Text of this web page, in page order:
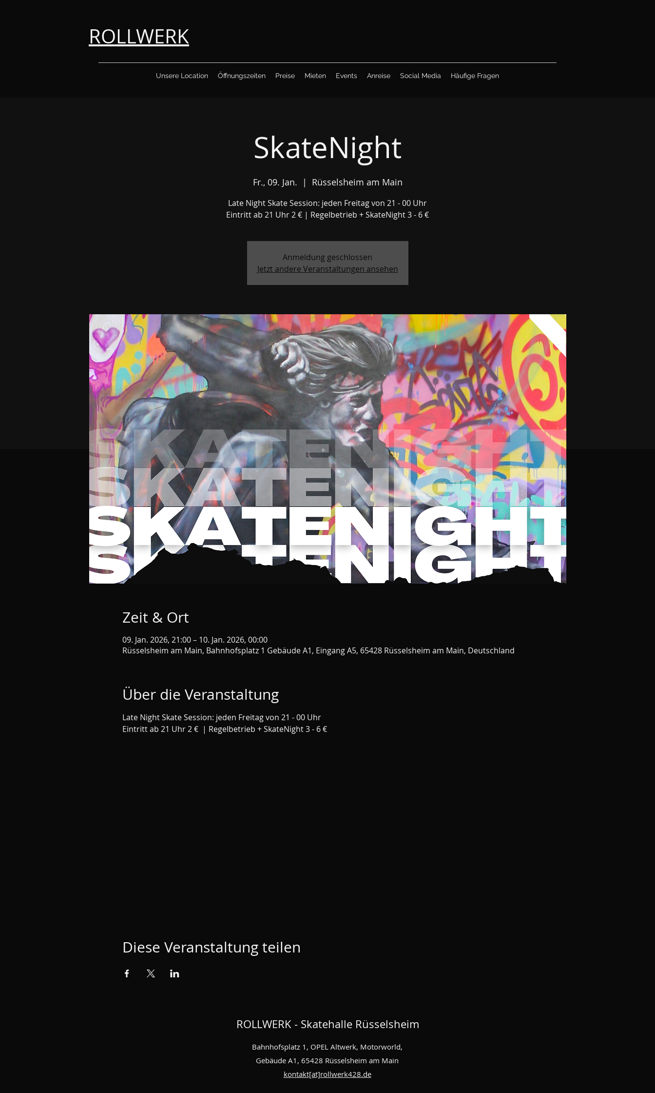
ROLLWERK
Unsere Location Öffnungszeiten Preise Mieten Events Anreise Social Media Häufige Fragen
SkateNight
Fr., 09. Jan.
  |
Rüsselsheim am Main
Late Night Skate Session: jeden Freitag von 21 - 00 Uhr
Eintritt ab 21 Uhr 2 € | Regelbetrieb + SkateNight 3 - 6 €
Anmeldung geschlossen
Jetzt andere Veranstaltungen ansehen
Zeit & Ort
09. Jan. 2026, 21:00 – 10. Jan. 2026, 00:00
Rüsselsheim am Main, Bahnhofsplatz 1 Gebäude A1, Eingang A5, 65428 Rüsselsheim am Main, Deutschland
Über die Veranstaltung
Late Night Skate Session: jeden Freitag von 21 - 00 Uhr
Eintritt ab 21 Uhr 2 €  | Regelbetrieb + SkateNight 3 - 6 €
Diese Veranstaltung teilen
ROLLWERK - Skatehalle Rüsselsheim
Bahnhofsplatz 1, OPEL Altwerk, Motorworld,
Gebäude A1, 65428 Rüsselsheim am Main
kontakt[at]rollwerk428.de